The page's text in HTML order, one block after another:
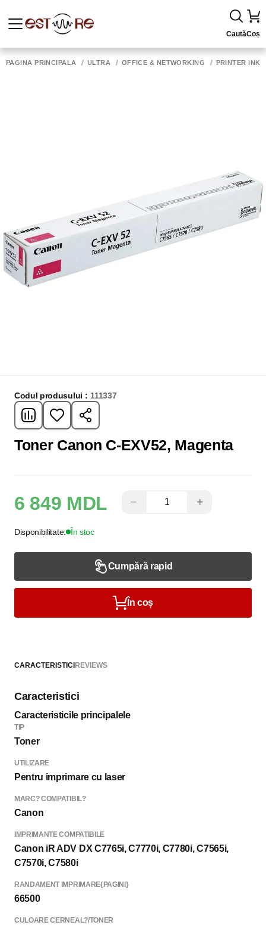
CautăCoș
PAGINA PRINCIPALĂ ULTRA OFFICE & NETWORKING PRINTER INK,
Codul produsului : 111337
Toner Canon C-EXV52, Magenta
6 849 MDL − +
Disponibilitate: În stoc
Cumpără rapid
În coș
CARACTERISTICIREVIEWS
Caracteristici
Caracteristicile principalele
TIP
Toner
UTILIZARE
Pentru imprimare cu laser
MARC? COMPATIBIL?
Canon
IMPRIMANTE COMPATIBILE
Canon iR ADV DX C7765i, C7770i, C7780i, C7565i,
C7570i, C7580i
RANDAMENT IMPRIMARE{PAGINI}
66500
CULOARE CERNEAL?/TONER